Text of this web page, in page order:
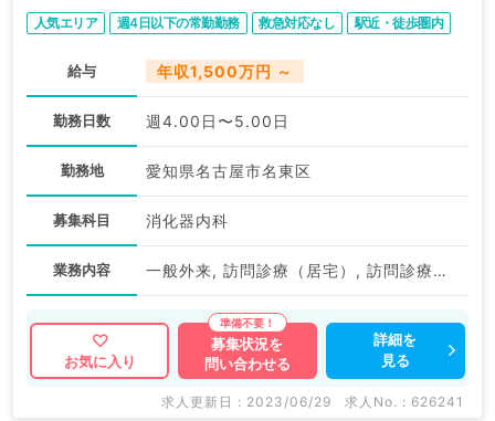
人気エリア 週4日以下の常勤勤務 救急対応なし 駅近・徒歩圏内
給与 年収1,500万円 ～
勤務日数 週4.00日〜5.00日
勤務地 愛知県名古屋市名東区
募集科目 消化器内科
業務内容 一般外来, 訪問診療（居宅）, 訪問診療（施設）, 上部内視鏡検査（ＧＦ）, 下部内視鏡検査（ＣＦ）
お気に入り
募集状況を
問い合わせる
詳細を
見る
求人更新日 : 2023/06/29 求人No. : 626241